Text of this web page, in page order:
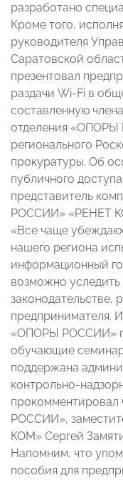
разработано
Кроме того,
руководителя
Саратовской
презентовал
раздачи Wi-Fi в
составленную
отделения
регионального
прокуратуры. Об
публичного
представитель
РОССИИ» «РЕНЕТ
«Все чаще
нашего региона
информационный
возможно
законодательстве,
предпринимателя.
«ОПОРЫ РОССИИ»
обучающие
поддержана
контрольно-
прокомментировал
РОССИИ»,
КОМ» Сергей
Напомним, что
пособия для